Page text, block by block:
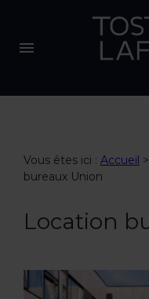
menu
Vous êtes ici : Accueil >
bureaux Union
Location